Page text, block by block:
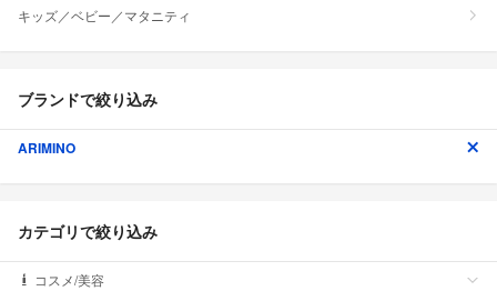
キッズ／ベビー／マタニティ
ブランドで絞り込み
ARIMINO
カテゴリで絞り込み
コスメ/美容